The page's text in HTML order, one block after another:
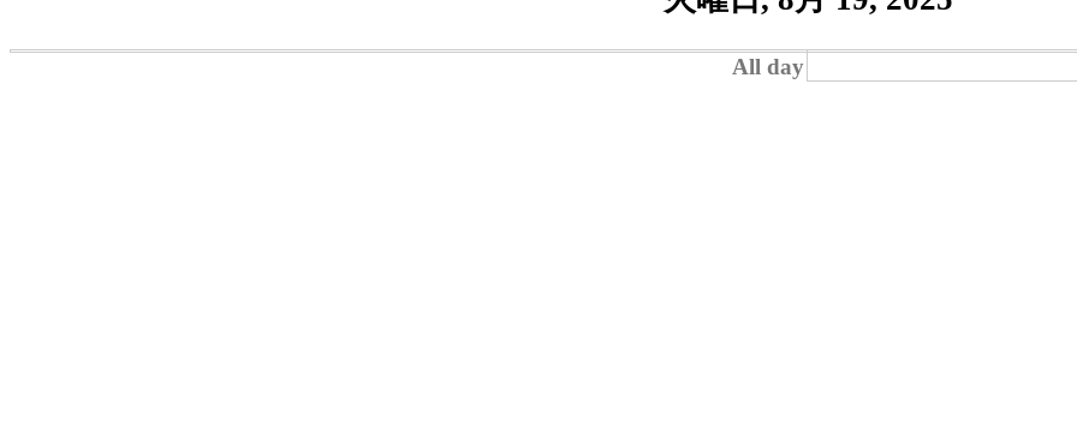
All day